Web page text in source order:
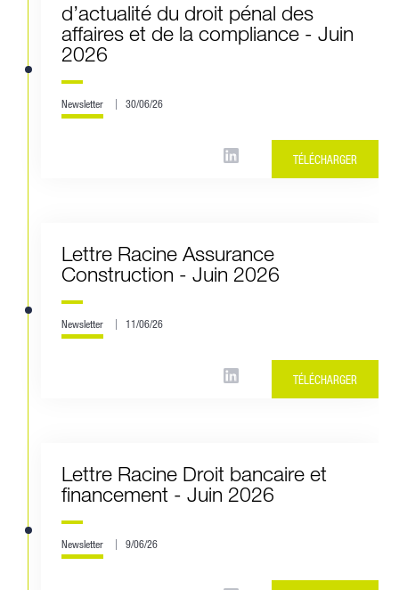
d’actualité du droit pénal des
affaires et de la compliance - Juin
2026
Newsletter 30/06/26
TÉLÉCHARGER
Lettre Racine Assurance
Construction - Juin 2026
Newsletter 11/06/26
TÉLÉCHARGER
Lettre Racine Droit bancaire et
financement - Juin 2026
Newsletter 9/06/26